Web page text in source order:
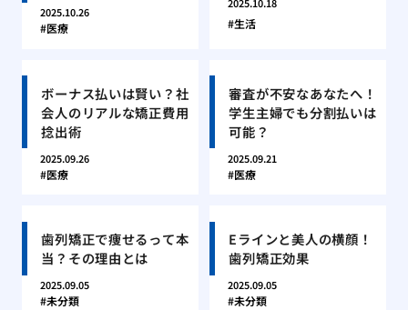
2025.10.26
医療
2025.10.18
生活
ボーナス払いは賢い？社
会人のリアルな矯正費用
捻出術
2025.09.26
医療
審査が不安なあなたへ！
学生主婦でも分割払いは
可能？
2025.09.21
医療
歯列矯正で痩せるって本
当？その理由とは
2025.09.05
未分類
Eラインと美人の横顔！
歯列矯正効果
2025.09.05
未分類